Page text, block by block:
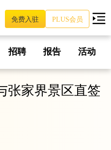
免费入驻 PLUS会员
招聘 报告 活动
张家界景区直签